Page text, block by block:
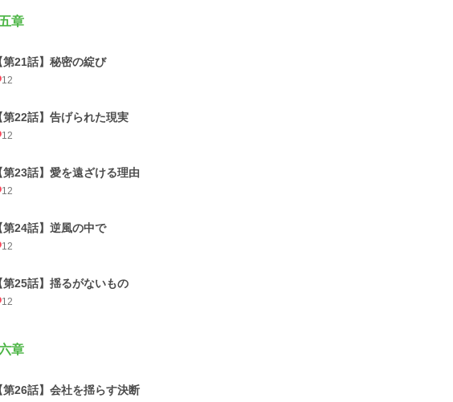
章
第21話】秘密の綻び
12
第22話】告げられた現実
12
第23話】愛を遠ざける理由
12
第24話】逆風の中で
12
第25話】揺るがないもの
12
章
第26話】会社を揺らす決断